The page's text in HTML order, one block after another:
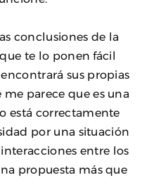
conclusiones de la
te lo ponen fácil
sus propias
me parece que es una
está correctamente
por una situación
entre los
propuesta más que